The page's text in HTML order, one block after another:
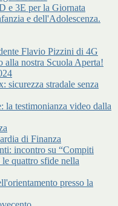
e 3E per la Giornata
e dell'Adolescenza.
Flavio Pizzini di 4G
alla nostra Scuola Aperta!
stradale senza
la testimonianza video dalla
di Finanza
incontro su “Compiti
quattro sfide nella
presso la